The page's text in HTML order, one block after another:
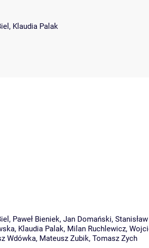
, Klaudia Palak
, Paweł Bieniek, Jan Domański,
, Klaudia Palak, Milan Ruchlewicz,
Wdówka, Mateusz Zubik, Tomasz Zych